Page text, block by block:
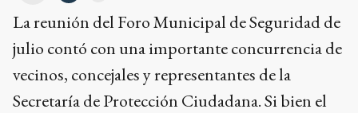
La reunión del Foro Municipal de Seguridad de
julio contó con una importante concurrencia de
vecinos, concejales y representantes de la
Secretaría de Protección Ciudadana. Si bien el